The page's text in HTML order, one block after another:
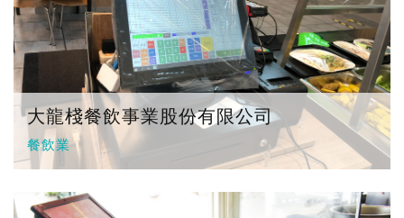
大龍棧餐飲事業股份有限公司
餐飲業